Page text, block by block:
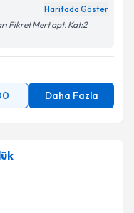
Haritada Göster
Fikret Mert apt. Kat:2
Daha Fazla